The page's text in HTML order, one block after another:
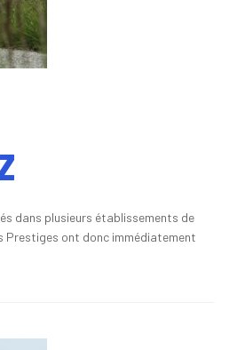
dans plusieurs établissements de
Prestiges ont donc immédiatement